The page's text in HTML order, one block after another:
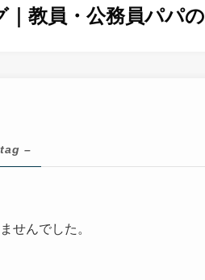
｜教員・公務員パパの
–
せんでした。